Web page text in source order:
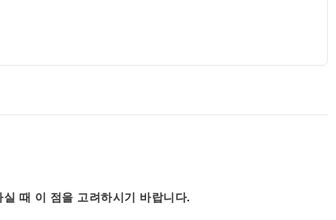
때 이 점을 고려하시기 바랍니다.